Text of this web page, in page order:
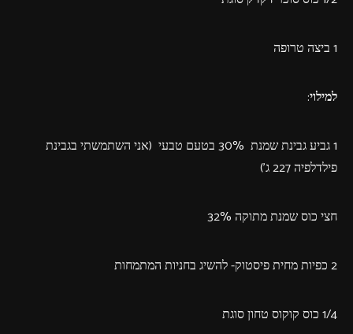
1 ביצה טרופה
למילוי:
1 גביע גבינת שמנת 30% בטעם טבעי (אני השתמשתי בגבינת
פילדלפיה 227 ג')
חצי כוס שמנת מתוקה 32%
2 כפיות מחית פיסטוק- להשיג בחניות המתמחות
1/4 כוס קוקוס טחון סוגת